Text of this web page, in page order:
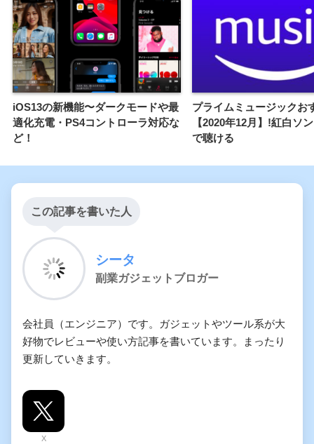
iOS13の新機能〜ダークモードや最
適化充電・PS4コントローラ対応な
ど！
プライムミュージックお
【2020年12月】!紅白ソ
で聴ける
この記事を書いた人
シータ
副業ガジェットブロガー
会社員（エンジニア）です。ガジェットやツール系が大
好物でレビューや使い方記事を書いています。まったり
更新していきます。
X